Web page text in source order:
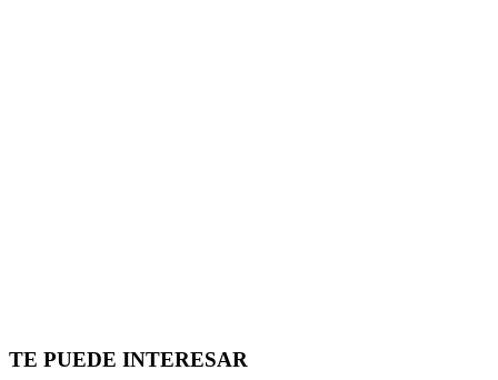
TE PUEDE INTERESAR